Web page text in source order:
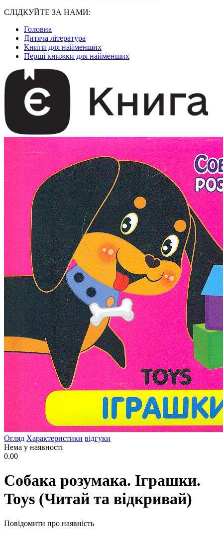
СЛІДКУЙТЕ ЗА НАМИ:
Головна
Дитяча література
Книги для найменших
Перші книжки для найменших
Огляд Характеристики відгуки
Нема у наявності
0.00
Собака розумака. Іграшки.
Toys (Читай та відкривай)
Повідомити про наявність